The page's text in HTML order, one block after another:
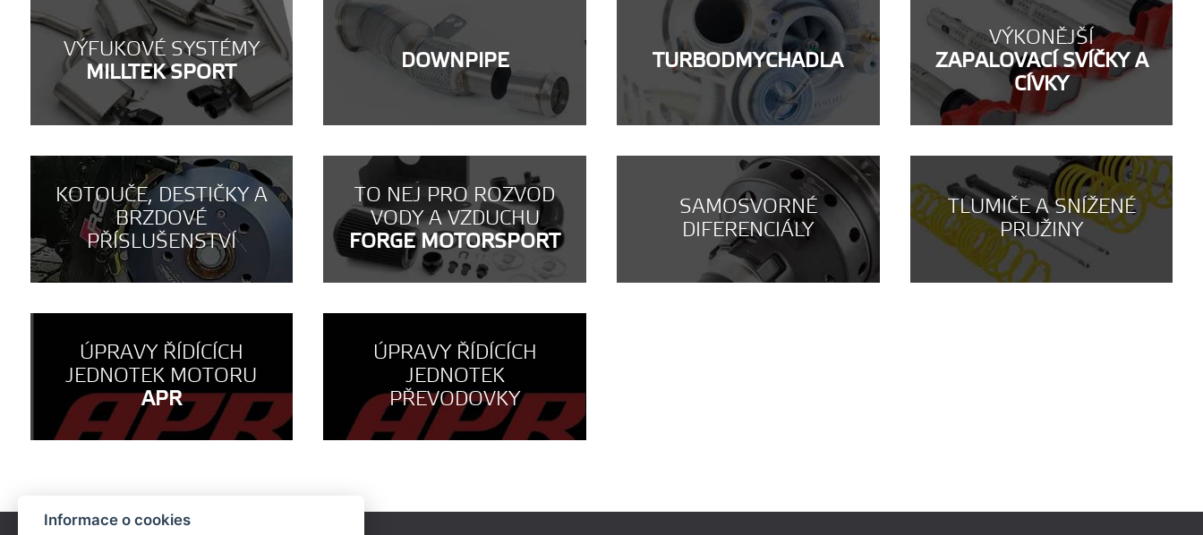
Informace o cookies
VÝFUKOVÉ SYSTÉMY
MILLTEK SPORT
DOWNPIPE TURBODMYCHADLA
VÝKONĚJŠÍ
ZAPALOVACÍ SVÍČKY A
CÍVKY
KOTOUČE, DESTIČKY A
BRZDOVÉ
PŘÍSLUŠENSTVÍ
TO NEJ PRO ROZVOD
VODY A VZDUCHU
FORGE MOTORSPORT
SAMOSVORNÉ
DIFERENCIÁLY
TLUMIČE A SNÍŽENÉ
PRUŽINY
ÚPRAVY ŘÍDÍCÍCH
JEDNOTEK MOTORU
APR
ÚPRAVY ŘÍDÍCÍCH
JEDNOTEK
PŘEVODOVKY